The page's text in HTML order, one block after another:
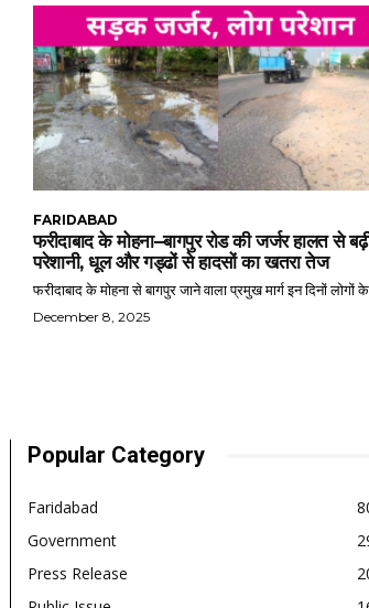
FARIDABAD
फरीदाबाद के मोहना–बागपुर रोड की जर्जर हालत से बढ़ी
परेशानी, धूल और गड्ढों से हादसों का खतरा तेज
फरीदाबाद के मोहना से बागपुर जाने वाला प्रमुख मार्ग इन दिनों लोगों के
December 8, 2025
Popular Category
Faridabad
Government
Press Release